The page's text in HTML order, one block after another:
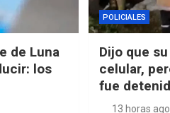
de Luna
los
POLICIALES
Dijo que
celular,
fue
13 horas ago